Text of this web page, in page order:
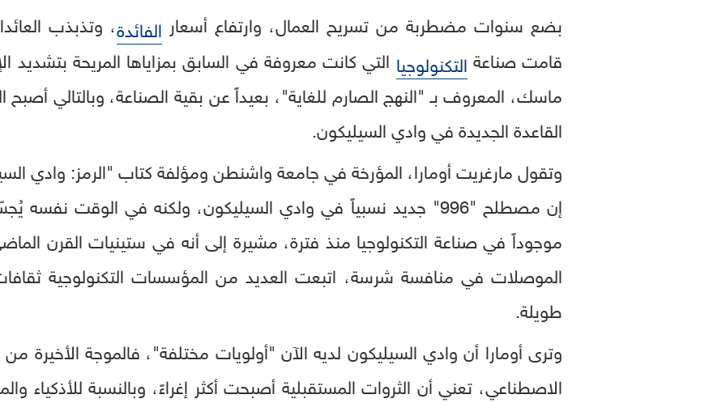
بضع سنوات مضطربة من تسريح العمال، وارتفاع أسعار الفائدة، وتذبذب
قامت صناعة التكنولوجيا التي كانت معروفة في السابق بمزاياها المريحة بتشديد
ماسك، المعروف بـ "النهج الصارم للغاية"، بعيداً عن بقية الصناعة، وبالتالي
القاعدة الجديدة في وادي السيليكون.
وتقول مارغريت أومارا، المؤرخة في جامعة واشنطن ومؤلفة كتاب "الرمز: وادي
إن مصطلح "996" جديد نسبياً في وادي السيليكون، ولكنه في الوقت
موجوداً في صناعة التكنولوجيا منذ فترة، مشيرة إلى أنه في ستينيات القرن
الموصلات في منافسة شرسة، اتبعت العديد من المؤسسات التكنولوجية
طويلة.
وترى أومارا أن وادي السيليكون لديه الآن "أولويات مختلفة"، فالموجة الأخيرة من
الاصطناعي، تعني أن الثروات المستقبلية أصبحت أكثر إغراءً، وبالنسبة للأذكياء